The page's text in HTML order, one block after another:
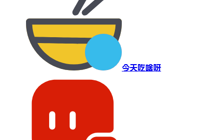
今天吃啥呀